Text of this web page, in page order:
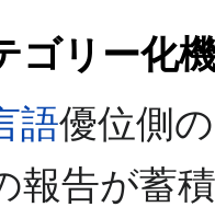
ゴリー化
語優位側
報告が蓄